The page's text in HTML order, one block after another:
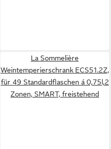
La Sommelière
Weintemperierschrank ECS51.2Z,
für 49 Standardflaschen á 0,75l,2
Zonen, SMART, freistehend